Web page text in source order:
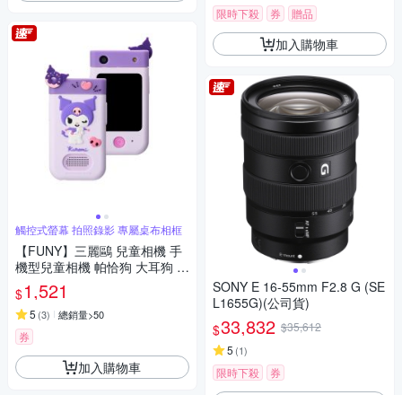
觸控式螢幕 拍照錄影 專屬桌布相框
【FUNY】三麗鷗 兒童相機 手
機型兒童相機 帕恰狗 大耳狗 酷
洛米
$1,521
5 (3) 總銷量>50
券
加入購物車
限時下殺 券 贈品
加入購物車
SONY E 16-55mm F2.8 G (SE
L1655G)(公司貨)
$33,832 $35,612
5 (1)
限時下殺 券